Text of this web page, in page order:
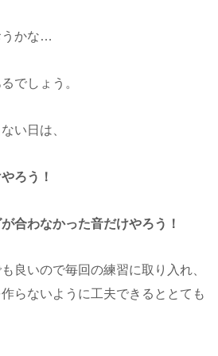
うかな…
でしょう。
い日は、
ろう！
合わなかった音だけやろう！
良いので毎回の練習に取り入れ、
らないように工夫できるととても